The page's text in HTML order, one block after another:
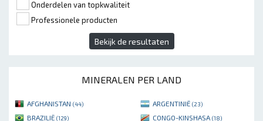
Onderdelen van topkwaliteit
Professionele producten
Bekijk de resultaten
MINERALEN PER LAND
AFGHANISTAN (44) ARGENTINIË (23)
BRAZILIË (129) CONGO-KINSHASA (18)